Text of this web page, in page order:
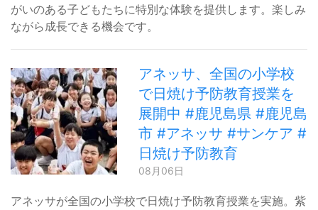
がいのある子どもたちに特別な体験を提供します。楽しみ
ながら成長できる機会です。
アネッサ、全国の小学校
で日焼け予防教育授業を
展開中 #鹿児島県 #鹿児島
市 #アネッサ #サンケア #
日焼け予防教育
08月06日
アネッサが全国の小学校で日焼け予防教育授業を実施。紫